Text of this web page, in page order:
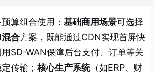
算组合使用： 基础商用场景可选择
合方案，既能通过CDN实现首屏快
SD-WAN保障后台支付、订单等关
传输；核心生产系统（如ERP、财